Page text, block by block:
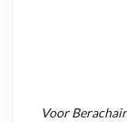
Voor